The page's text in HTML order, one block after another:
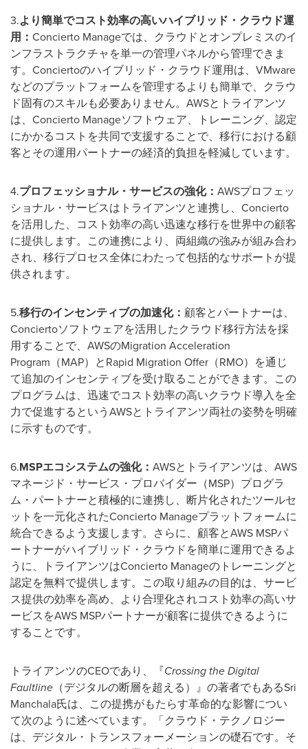
3.より簡単でコスト効率の高いハイブリッド・クラウド運
用： Concierto Manageでは、クラウドとオンプレミスのイ
ンフラストラクチャを単一の管理パネルから管理できま
す。Conciertoのハイブリッド・クラウド運用は、VMware
などのプラットフォームを管理するよりも簡単で、クラウ
ド固有のスキルも必要ありません。AWSとトライアンツ
は、Concierto Manageソフトウェア、トレーニング、認定
にかかるコストを共同で支援することで、移行における顧
客とその運用パートナーの経済的負担を軽減しています。
4.プロフェッショナル・サービスの強化： AWSプロフェッ
ショナル・サービスはトライアンツと連携し、Concierto
を活用した、コスト効率の高い迅速な移行を世界中の顧客
に提供します。この連携により、両組織の強みが組み合わ
され、移行プロセス全体にわたって包括的なサポートが提
供されます。
5.移行のインセンティブの加速化： 顧客とパートナーは、
Conciertoソフトウェアを活用したクラウド移行方法を採
用することで、AWSのMigration Acceleration
Program（MAP）とRapid Migration Offer（RMO）を通じ
て追加のインセンティブを受け取ることができます。この
プログラムは、迅速でコスト効率の高いクラウド導入を全
力で促進するというAWSとトライアンツ両社の姿勢を明確
に示すものです。
6.MSPエコシステムの強化： AWSとトライアンツは、AWS
マネージド・サービス・プロバイダー（MSP）プログラ
ム・パートナーと積極的に連携し、断片化されたツールセ
ットを一元化されたConcierto Manageプラットフォームに
統合できるよう支援します。さらに、顧客とAWS MSPパ
ートナーがハイブリッド・クラウドを簡単に運用できるよ
うに、トライアンツはConcierto Manageのトレーニングと
認定を無料で提供します。この取り組みの目的は、サービ
ス提供の効率を高め、より合理化されコスト効率の高いサ
ービスをAWS MSPパートナーが顧客に提供できるように
することです。
トライアンツのCEOであり、『Crossing the Digital
Faultline （デジタルの断層を超える）』の著者でもあるSri
Manchala氏は、この提携がもたらす革命的な影響につい
て次のように述べています。「クラウド・テクノロジー
は、デジタル・トランスフォーメーションの礎石です。そ